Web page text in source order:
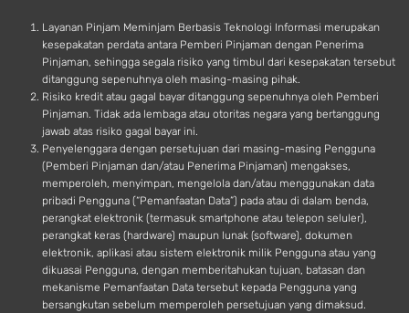
d
Layanan Pinjam Meminjam Berbasis Teknologi Informasi merupakan
kesepakatan perdata antara Pemberi Pinjaman dengan Penerima
Pinjaman, sehingga segala risiko yang timbul dari kesepakatan tersebut
ditanggung sepenuhnya oleh masing-masing pihak.
Risiko kredit atau gagal bayar ditanggung sepenuhnya oleh Pemberi
Pinjaman. Tidak ada lembaga atau otoritas negara yang bertanggung
jawab atas risiko gagal bayar ini.
Penyelenggara dengan persetujuan dari masing-masing Pengguna
(Pemberi Pinjaman dan/atau Penerima Pinjaman) mengakses,
memperoleh, menyimpan, mengelola dan/atau menggunakan data
pribadi Pengguna (“Pemanfaatan Data”) pada atau di dalam benda,
perangkat elektronik (termasuk smartphone atau telepon seluler),
perangkat keras (hardware) maupun lunak (software), dokumen
elektronik, aplikasi atau sistem elektronik milik Pengguna atau yang
dikuasai Pengguna, dengan memberitahukan tujuan, batasan dan
mekanisme Pemanfaatan Data tersebut kepada Pengguna yang
bersangkutan sebelum memperoleh persetujuan yang dimaksud.